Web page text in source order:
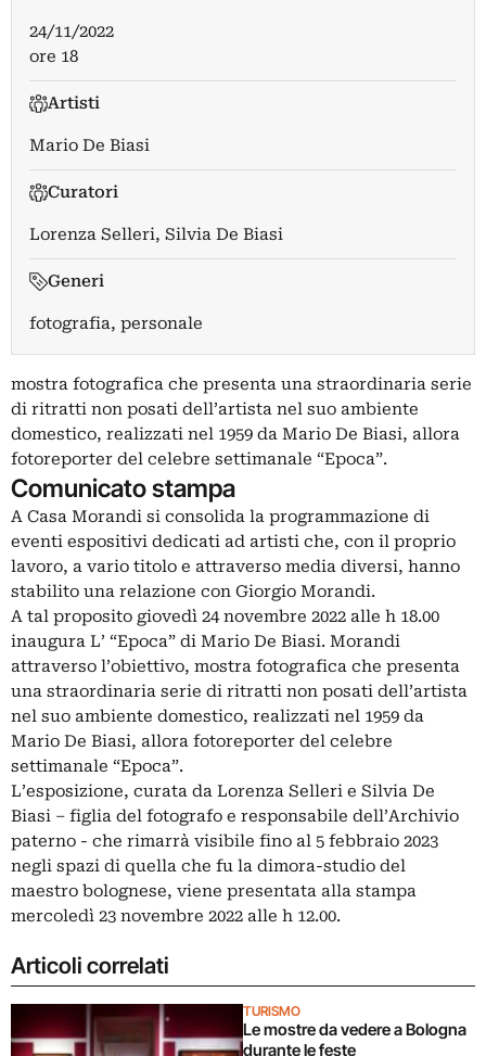
24/11/2022
ore 18
Artisti
Mario De Biasi
Curatori
Lorenza Selleri, Silvia De Biasi
Generi
fotografia, personale
mostra fotografica che presenta una straordinaria serie
di ritratti non posati dell’artista nel suo ambiente
domestico, realizzati nel 1959 da Mario De Biasi, allora
fotoreporter del celebre settimanale “Epoca”.
Comunicato stampa
A Casa Morandi si consolida la programmazione di
eventi espositivi dedicati ad artisti che, con il proprio
lavoro, a vario titolo e attraverso media diversi, hanno
stabilito una relazione con Giorgio Morandi.
A tal proposito giovedì 24 novembre 2022 alle h 18.00
inaugura L’ “Epoca” di Mario De Biasi. Morandi
attraverso l’obiettivo, mostra fotografica che presenta
una straordinaria serie di ritratti non posati dell’artista
nel suo ambiente domestico, realizzati nel 1959 da
Mario De Biasi, allora fotoreporter del celebre
settimanale “Epoca”.
L’esposizione, curata da Lorenza Selleri e Silvia De
Biasi – figlia del fotografo e responsabile dell’Archivio
paterno - che rimarrà visibile fino al 5 febbraio 2023
negli spazi di quella che fu la dimora-studio del
maestro bolognese, viene presentata alla stampa
mercoledì 23 novembre 2022 alle h 12.00.
Articoli correlati
TURISMO
Le mostre da vedere a Bologna
durante le feste